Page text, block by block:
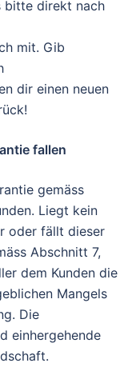
bitte direkt nach
mit. Gib
dir einen neuen
fallen
gemäss
Liegt kein
oder fällt dieser
Abschnitt 7,
dem Kunden die
Mangels
Die
einhergehende